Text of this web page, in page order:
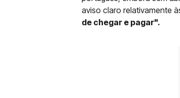
aviso claro relativamente
de chegar e pagar".